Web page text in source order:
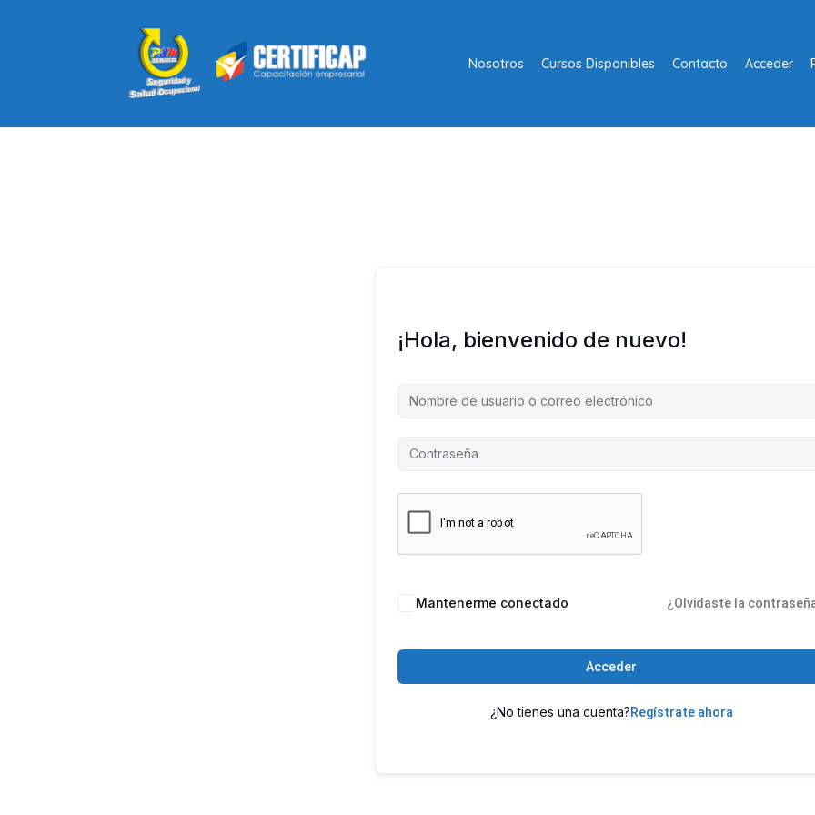
Nosotros Cursos Disponibles Contacto Acceder
¡Hola, bienvenido de nuevo!
Mantenerme conectado ¿Olvidaste la
Acceder
¿No tienes una cuenta?Regístrate ahora